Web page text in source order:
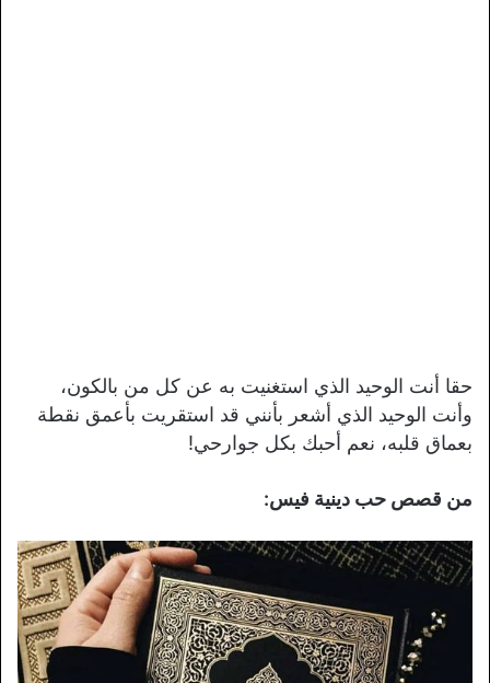
حقا أنت الوحيد الذي استغنيت به عن كل من بالكون،
وأنت الوحيد الذي أشعر بأنني قد استقريت بأعمق نقطة
بعماق قلبه، نعم أحبك بكل جوارحي!
من قصص حب دينية فيس: